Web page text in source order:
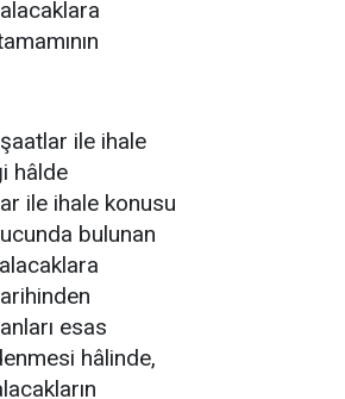
ile ihale
hâlde
ile ihale konusu
bulunan
esas
hâlinde,